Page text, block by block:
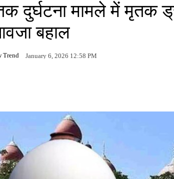
दुर्घटना मामले में मृतक
बहाल
Trend January 6, 2026 12:58 PM